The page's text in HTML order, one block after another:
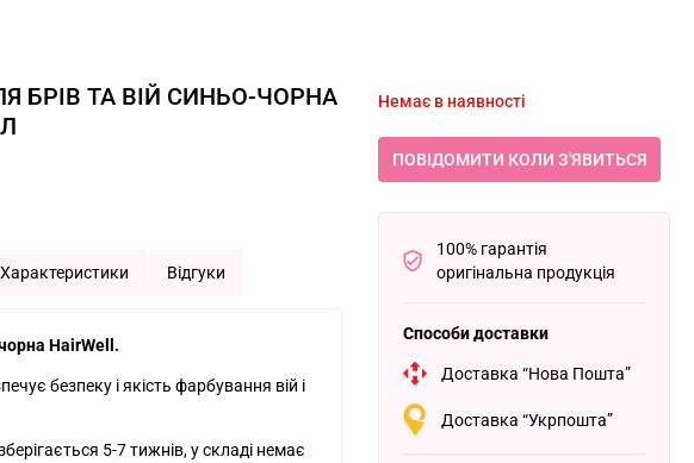
БРІВ ТА ВІЙ СИНЬО-ЧОРНА
Характеристики Відгуки
HairWell.
безпеку і якість фарбування вій і
5-7 тижнів, у складі немає
Немає в наявності
ПОВІДОМИТИ КОЛИ З'ЯВИТЬСЯ
100% гарантія
оригінальна продукція
Способи доставки
Доставка “Нова Пошта”
Доставка “Укрпошта”